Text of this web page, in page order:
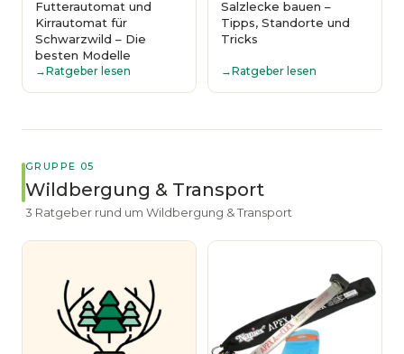
Futterautomat und
Kirrautomat für
Schwarzwild – Die
besten Modelle
Ratgeber lesen
Salzlecke bauen –
Tipps, Standorte und
Tricks
Ratgeber lesen
GRUPPE 05
Wildbergung & Transport
3 Ratgeber rund um Wildbergung & Transport